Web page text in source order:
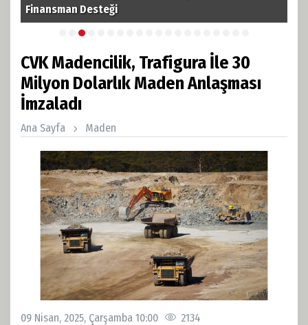
Finansman Desteği
CVK Madencilik, Trafigura İle 30
Milyon Dolarlık Maden Anlaşması
İmzaladı
Ana Sayfa Maden
09 Nisan, 2025, Çarşamba 10:00 2134